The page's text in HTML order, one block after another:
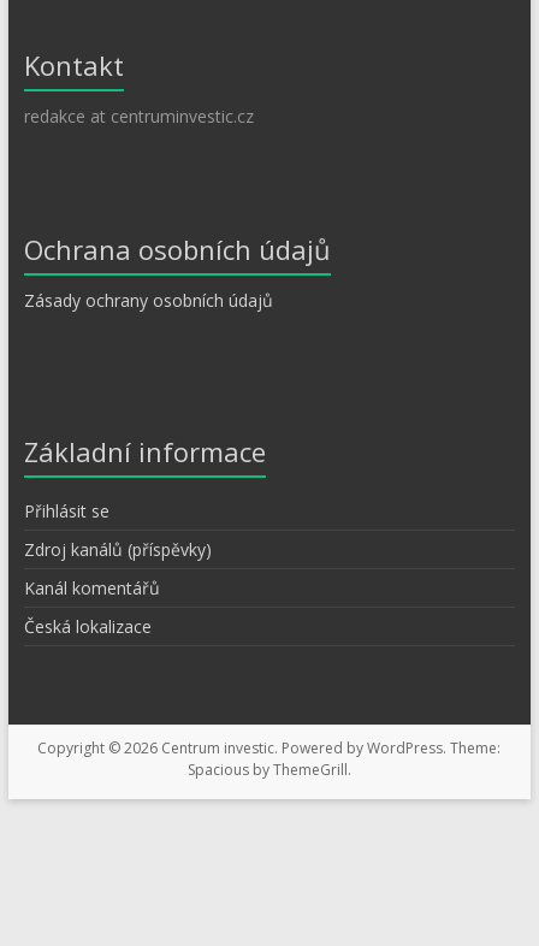
Kontakt
redakce at centruminvestic.cz
Ochrana osobních údajů
Zásady ochrany osobních údajů
Základní informace
Přihlásit se
Zdroj kanálů (příspěvky)
Kanál komentářů
Česká lokalizace
Copyright © 2026 Centrum investic. Powered byWordPress. Theme:
Spacious byThemeGrill.